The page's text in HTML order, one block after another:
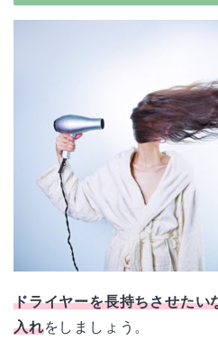
ドライヤーを長持ちさせたい
入れをしましょう。